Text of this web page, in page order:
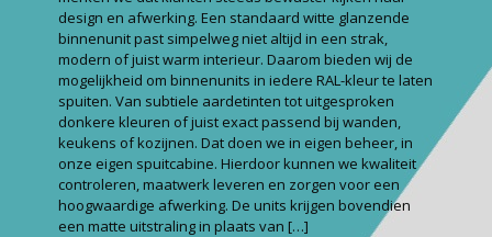
design en afwerking. Een standaard witte glanzende
binnenunit past simpelweg niet altijd in een strak,
modern of juist warm interieur. Daarom bieden wij de
mogelijkheid om binnenunits in iedere RAL-kleur te laten
spuiten. Van subtiele aardetinten tot uitgesproken
donkere kleuren of juist exact passend bij wanden,
keukens of kozijnen. Dat doen we in eigen beheer, in
onze eigen spuitcabine. Hierdoor kunnen we kwaliteit
controleren, maatwerk leveren en zorgen voor een
hoogwaardige afwerking. De units krijgen bovendien
een matte uitstraling in plaats van […]